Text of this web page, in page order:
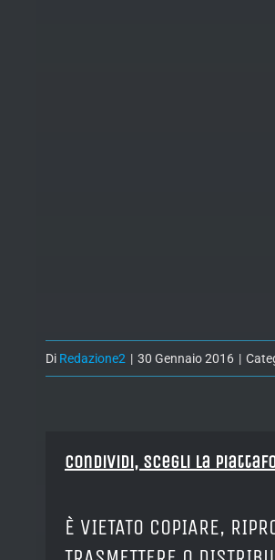
Di Redazione2 | 30 Gennaio 2016 |
Condividi, Scegli la
È VIETATO COPIARE,